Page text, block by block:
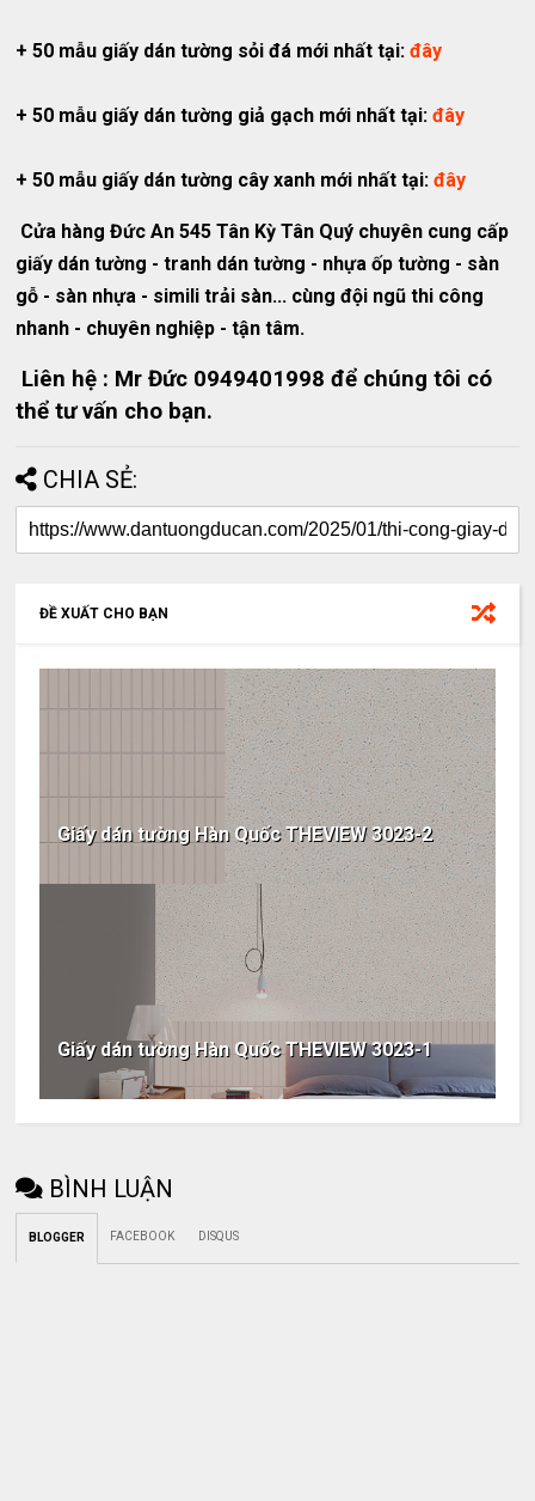
+ 50 mẫu giấy dán tường sỏi đá mới nhất tại:đây
+ 50 mẫu giấy dán tường giả gạch mới nhất tại:đây
+ 50 mẫu giấy dán tường cây xanh mới nhấttại:đây
Cửa hàng Đức An 545 Tân Kỳ Tân Quý chuyên cung cấp
giấy dán tường - tranh dán tường - nhựa ốp tường - sàn
gỗ - sàn nhựa - simili trải sàn... cùng đội ngũ thi công
nhanh - chuyên nghiệp - tận tâm.
Liên hệ : Mr Đức 0949401998 để chúng tôi có
thể tư vấn cho bạn.
CHIA SẺ:
ĐỀ XUẤT CHO BẠN
Giấy dán tường Hàn Quốc THEVIEW 3023-2
Giấy dán tường Hàn Quốc THEVIEW 3023-1
BÌNH LUẬN
BLOGGER FACEBOOK DISQUS